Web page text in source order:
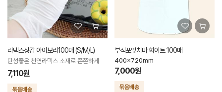
라텍스장갑 아이보리100매 (S/M/L)
탄성좋은 천연라텍스 소재로 쫀쫀하게
7,110원
부직포앞치마 화이트 100매
400x720mm
7,000원